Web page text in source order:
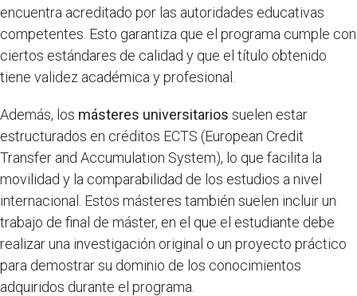
encuentra acreditado por las autoridades educativas
competentes. Esto garantiza que el programa cumple con
ciertos estándares de calidad y que el título obtenido
tiene validez académica y profesional.
Además, los másteres universitarios suelen estar
estructurados en créditos ECTS (European Credit
Transfer and Accumulation System), lo que facilita la
movilidad y la comparabilidad de los estudios a nivel
internacional. Estos másteres también suelen incluir un
trabajo de final de máster, en el que el estudiante debe
realizar una investigación original o un proyecto práctico
para demostrar su dominio de los conocimientos
adquiridos durante el programa.